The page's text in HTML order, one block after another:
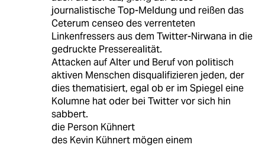
journalistische Top-Meldung und reißen das
Ceterum censeo des verrenteten
Linkenfressers aus dem Twitter-Nirwana in die
gedruckte Presserealität.
Attacken auf Alter und Beruf von politisch
aktiven Menschen disqualifizieren jeden, der
dies thematisiert, egal ob er im Spiegel eine
Kolumne hat oder bei Twitter vor sich hin
sabbert.
die Person Kühnert
des Kevin Kühnert mögen einem